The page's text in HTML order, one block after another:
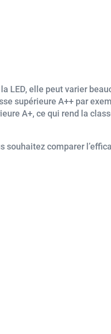
LED, elle peut varier
supérieure A++ par
A+, ce qui rend la
souhaitez comparer